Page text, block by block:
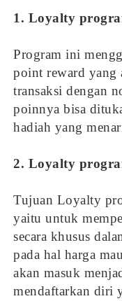
1. Loyalty
Program ini
point reward yang
transaksi dengan
poinnya bisa
hadiah yang
2. Loyalty
Tujuan Loyalty
yaitu untuk
secara khusus
pada hal harga
akan masuk
mendaftarkan diri